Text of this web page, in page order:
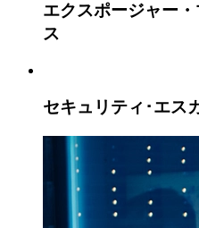
エクスポージャー・
ス
セキュリティ･エス